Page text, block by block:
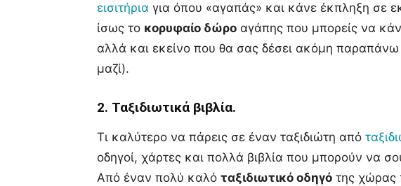
εισιτήρια για όπου «αγαπάς» και κάνε έκπληξη σε
ίσως το κορυφαίο δώρο αγάπης που μπορείς να
αλλά και εκείνο που θα σας δέσει ακόμη παραπάνω
μαζί).
2. Ταξιδιωτικά βιβλία.
Τι καλύτερο να πάρεις σε έναν ταξιδιώτη από
οδηγοί, χάρτες και πολλά βιβλία που μπορούν να
Από έναν πολύ καλό ταξιδιωτικό οδηγό της χώρας